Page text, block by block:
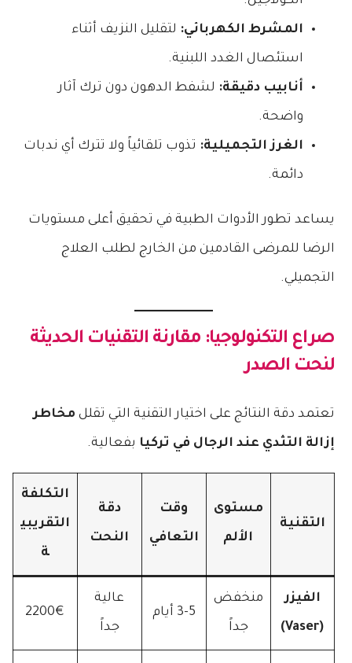
المشرط الكهربائي: لتقليل النزيف أثناء
استئصال الغدد اللبنية.
أنابيب دقيقة: لشفط الدهون دون ترك آثار
واضحة.
الغرز التجميلية: تذوب تلقائياً ولا تترك أي ندبات
دائمة.
يساعد تطور الأدوات الطبية في تحقيق أعلى مستويات
الرضا للمرضى القادمين من الخارج لطلب العلاج
التجميلي.
صراع التكنولوجيا: مقارنة التقنيات الحديثة
لنحت الصدر
تعتمد دقة النتائج على اختيار التقنية التي تقلل مخاطر
إزالة التثدي عند الرجال في تركيا بفعالية.
التقنية
مستوى
الألم
وقت
التعافي
دقة
النحت
التكلفة
التقريبي
ة
الفيزر
(Vaser)
منخفض
جداً
3-5 أيام
عالية
جداً
2200€